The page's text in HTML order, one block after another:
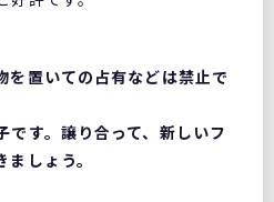
を置いての占有などは禁止で
です。譲り合って、新しいフ
しょう。